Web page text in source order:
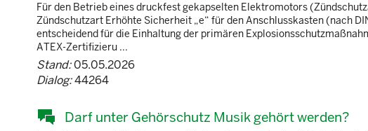
Für den Betrieb eines druckfest gekapselten Elektromotors
Zündschutzart Erhöhte Sicherheit „e“ für den Anschlusskasten (nach
entscheidend für die Einhaltung der primären
ATEX-Zertifizieru ...
Stand:05.05.2026
Dialog:44264
Darf unter Gehörschutz Musik gehört werden?